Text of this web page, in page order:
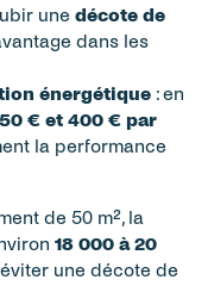
une décote de
dans les
énergétique : en
€ et 400 € par
la performance
de 50 m², la
18 000 à 20
une décote de